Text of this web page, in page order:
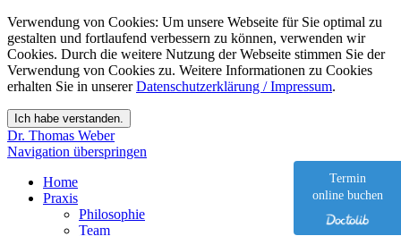
Verwendung von Cookies: Um unsere Webseite für Sie optimal zu
gestalten und fortlaufend verbessern zu können, verwenden wir
Cookies. Durch die weitere Nutzung der Webseite stimmen Sie der
Verwendung von Cookies zu. Weitere Informationen zu Cookies
erhalten Sie in unsererDatenschutzerklärung / Impressum.
Dr. Thomas Weber
Navigation überspringen
Home
Praxis
Philosophie
Team
Termin
online buchen